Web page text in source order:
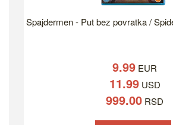
Spajdermen - Put bez povratka /
9.99 EUR
11.99USD
999.00 RSD